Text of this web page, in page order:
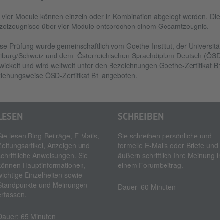
vier Module können einzeln oder in Kombination abgelegt werden. Die
über vier Module entsprechen einem Gesamtzeugnis.
Prüfung wurde gemeinschaftlich vom Goethe-Institut, der
Schweiz und dem Österreichischen Sprachdiplom Deutsch
und wird weltweit unter den Bezeichnungen Goethe-Zertifikat
ÖSD-Zertifikat B1 angeboten.
lesen Blog-Beiträge, E‑Mails,
Anzeigen und
Anweisungen. Sie
Hauptinformationen,
Einzelheiten sowie
und Meinungen
65 Minuten
SCHREIBEN
Sie schreiben persönliche und
formelle E‑Mails oder Briefe und
äußern schriftlich Ihre Meinung
einem Forumbeitrag.
Dauer: 60 Minuten